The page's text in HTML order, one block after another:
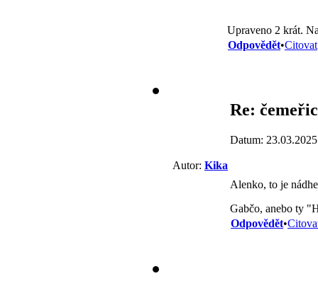
Upraveno 2 krát.
Odpovědět•Citovat
Autor: Kika
Re:
Datum:
Alenko, to je
Gabčo, anebo ty
Odpovědět•